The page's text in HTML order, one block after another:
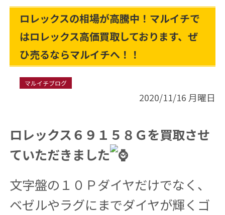
ロレックスの相場が高騰中！マルイチで
はロレックス高価買取しております、ぜ
ひ売るならマルイチへ！！
マルイチブログ
2020/11/16 月曜日
ロレックス６９１５８Ｇを買取させ
ていただきました
文字盤の１０Ｐダイヤだけでなく、
ベゼルやラグにまでダイヤが輝くゴ